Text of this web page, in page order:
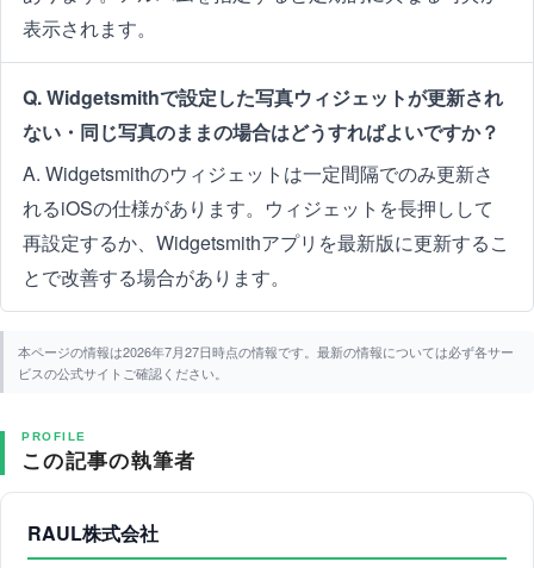
表示されます。
Q. Widgetsmithで設定した写真ウィジェットが更新され
ない・同じ写真のままの場合はどうすればよいですか？
A. Widgetsmithのウィジェットは一定間隔でのみ更新さ
れるiOSの仕様があります。ウィジェットを長押しして
再設定するか、Widgetsmithアプリを最新版に更新するこ
とで改善する場合があります。
本ページの情報は2026年7月27日時点の情報です。最新の情報については必ず各サー
ビスの公式サイトご確認ください。
PROFILE
この記事の執筆者
RAUL株式会社